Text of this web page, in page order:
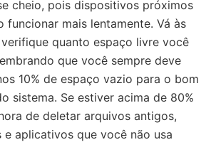
cheio, pois dispositivos próximos
funcionar mais lentamente. Vá às
quanto espaço livre você
que você sempre deve
10% de espaço vazio para o bom
sistema. Se estiver acima de 80%
de deletar arquivos antigos,
aplicativos que você não usa